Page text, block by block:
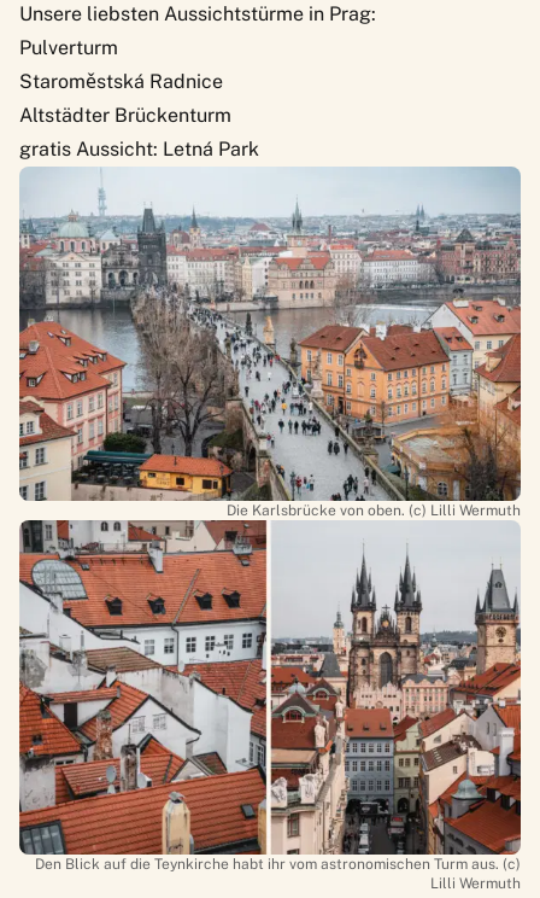
Unsere liebsten Aussichtstürme in Prag:
Pulverturm
Staroměstská Radnice
Altstädter Brückenturm
gratis Aussicht: Letná Park
Die Karlsbrücke von oben. (c) Lilli Wermuth
Den Blick auf die Teynkirche habt ihr vom astronomischen Turm aus. (c)
Lilli Wermuth